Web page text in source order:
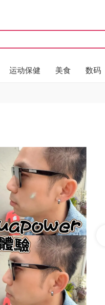
运动保健 美食 数码